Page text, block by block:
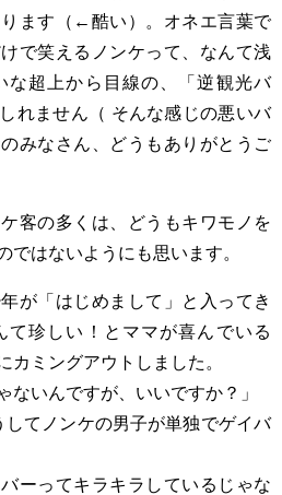
ます（←酷い）。オネエ言葉で
で笑えるノンケって、なんて浅
な超上から目線の、「逆観光バ
れません（ そんな感じの悪いバ
みなさん、どうもありがとうご
客の多くは、どうもキワモノを
ではないようにも思います。
が「はじめまして」と入ってき
て珍しい！とママが喜んでいる
カミングアウトしました。
ないんですが、いいですか？」
してノンケの男子が単独でゲイバ
ーってキラキラしているじゃな